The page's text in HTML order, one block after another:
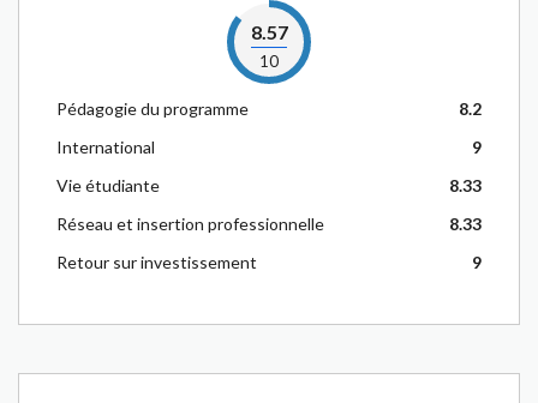
8.57
10
Pédagogie du programme
8.2
International
9
Vie étudiante
8.33
Réseau et insertion professionnelle
8.33
Retour sur investissement
9